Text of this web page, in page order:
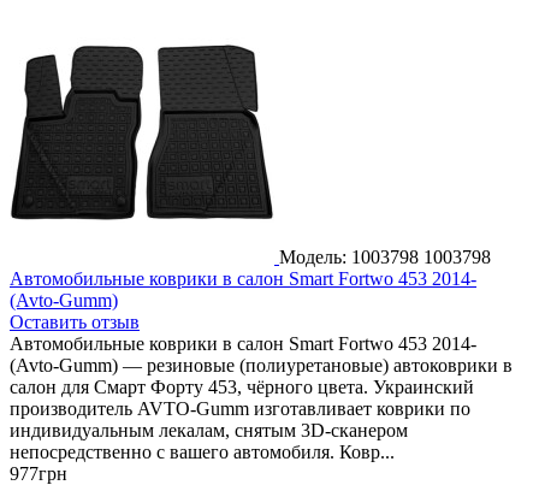
Модель: 1003798 1003798
Автомобильные коврики в салон Smart Fortwo 453 2014-
(Avto-Gumm)
Оставить отзыв
Автомобильные коврики в салон Smart Fortwo 453 2014-
(Avto-Gumm) — резиновые (полиуретановые) автоковрики в
салон для Смарт Форту 453, чёрного цвета. Украинский
производитель AVTO-Gumm изготавливает коврики по
индивидуальным лекалам, снятым 3D-сканером
непосредственно с вашего автомобиля. Ковр...
977грн